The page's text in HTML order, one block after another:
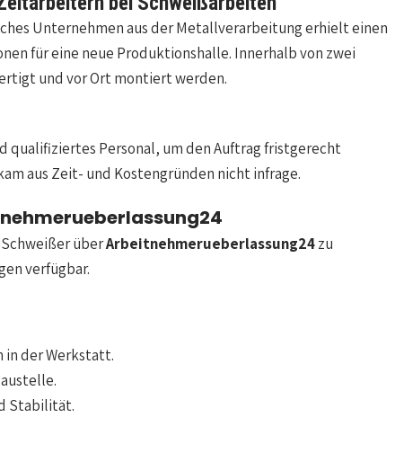
Unternehmen aus der Metallverarbeitung erhielt einen
für eine neue Produktionshalle. Innerhalb von zwei
und vor Ort montiert werden.
qualifiziertes Personal, um den Auftrag fristgerecht
aus Zeit- und Kostengründen nicht infrage.
überArbeitnehmerueberlassung24zu
verfügbar.
in der Werkstatt.
Stabilität.